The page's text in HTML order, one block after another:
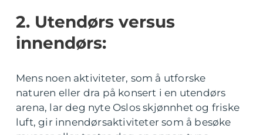
2. Utendørs versus
innendørs:
Mens noen aktiviteter, som å utforske
naturen eller dra på konsert i en utendørs
arena, lar deg nyte Oslos skjønnhet og friske
luft, gir innendørsaktiviteter som å besøke